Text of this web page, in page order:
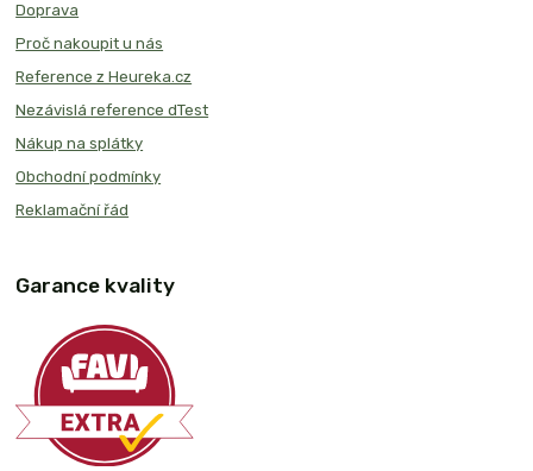
Doprava
Proč nakoupit u nás
Reference z Heureka.cz
Nezávislá reference dTest
Nákup na splátky
Obchodní podmínky
Reklamační řád
Garance kvality